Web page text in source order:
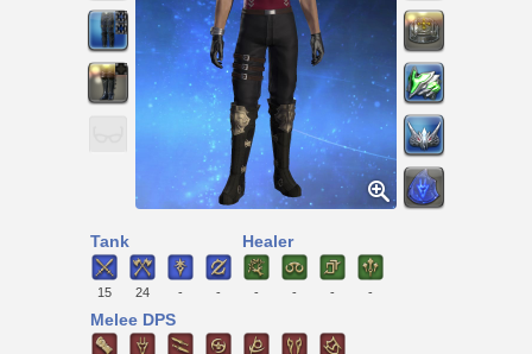
Tank
15 24 - -
Healer
- - - -
Melee DPS